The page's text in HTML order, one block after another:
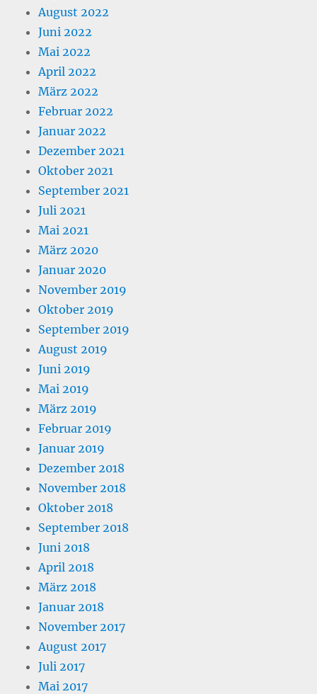
August 2022
Juni 2022
Mai 2022
April 2022
März 2022
Februar 2022
Januar 2022
Dezember 2021
Oktober 2021
September 2021
Juli 2021
Mai 2021
März 2020
Januar 2020
November 2019
Oktober 2019
September 2019
August 2019
Juni 2019
Mai 2019
März 2019
Februar 2019
Januar 2019
Dezember 2018
November 2018
Oktober 2018
September 2018
Juni 2018
April 2018
März 2018
Januar 2018
November 2017
August 2017
Juli 2017
Mai 2017